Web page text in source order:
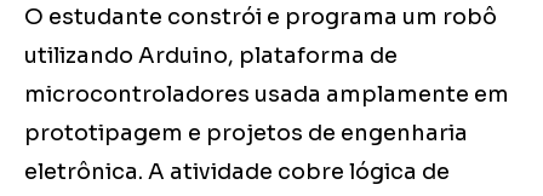
O estudante constrói e programa um robô
utilizando Arduino, plataforma de
microcontroladores usada amplamente em
prototipagem e projetos de engenharia
eletrônica. A atividade cobre lógica de